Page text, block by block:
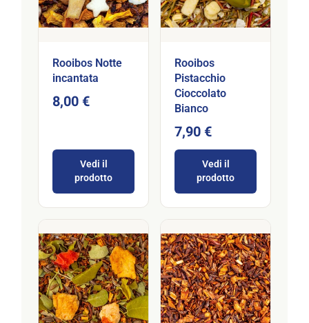
Rooibos Notte
incantata
8,00 €
Vedi il
prodotto
Rooibos
Pistacchio
Cioccolato
Bianco
7,90 €
Vedi il
prodotto